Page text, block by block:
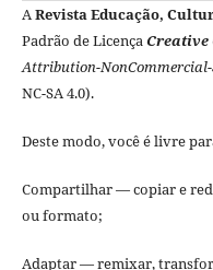
ARevista Educação,
Padrão de LicençaCreative
Attribution-
NC-SA 4.0).
Deste modo, você é livre
Compartilhar — copiar e
ou formato;
Adaptar — remixar,